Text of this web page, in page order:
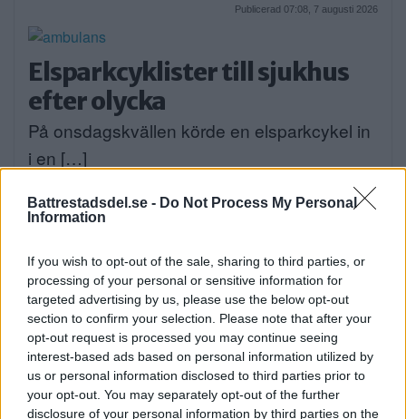
Battrestadsdel.se - Do Not Process My Personal
Information
If you wish to opt-out of the sale, sharing to third parties, or
processing of your personal or sensitive information for
targeted advertising by us, please use the below opt-out
section to confirm your selection. Please note that after your
opt-out request is processed you may continue seeing
interest-based ads based on personal information utilized by
us or personal information disclosed to third parties prior to
your opt-out. You may separately opt-out of the further
disclosure of your personal information by third parties on the
Publicerad 07:08, 7 augusti 2026
Elsparkcyklister till sjukhus
efter olycka
På onsdagskvällen körde en elsparkcykel in
i en […]
Publicerad 09:51, 6 augusti 2026
Alice, 17, sätter upp egen
musikal – här är de största
utmaningarna
Alice Stenberg är 17 år och har skrivit, […]
Publicerad 16:16, 5 augusti 2026
Annons: